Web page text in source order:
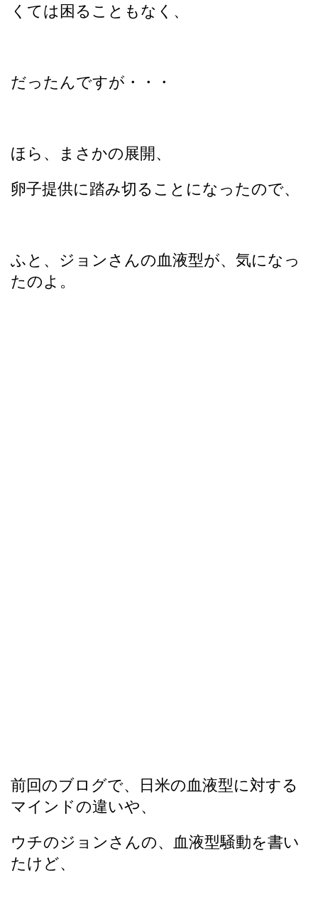
くては困ることもなく、
だったんですが・・・
ほら、まさかの展開、
卵子提供に踏み切ることになったので、
ふと、ジョンさんの血液型が、気になっ
たのよ。
前回のブログで、日米の血液型に対する
マインドの違いや、
ウチのジョンさんの、血液型騒動を書い
たけど、